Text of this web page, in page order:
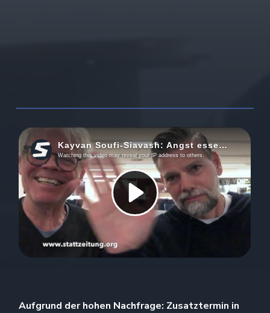
Aufgrund der hohen Nachfrage: Zusatztermin in